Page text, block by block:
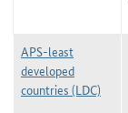
APS-least
developed
countries (LDC)